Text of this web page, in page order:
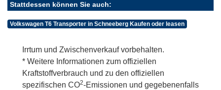
Stattdessen können Sie auch:
Volkswagen T6 Transporter in Schneeberg Kaufen oder leasen
Irrtum und Zwischenverkauf vorbehalten.
* Weitere Informationen zum offiziellen
Kraftstoffverbrauch und zu den offiziellen
spezifischen CO2-Emissionen und gegebenenfalls